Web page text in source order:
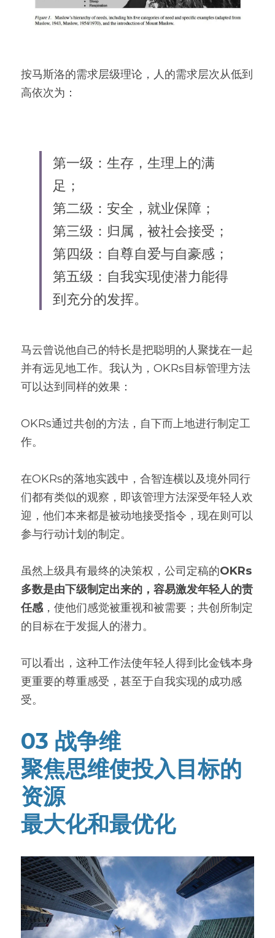
按马斯洛的需求层级理论，人的需求层次从低到
高依次为：
第一级：生存，生理上的满
足；
第二级：安全，就业保障；
第三级：归属，被社会接受；
第四级：自尊自爱与自豪感；
第五级：自我实现使潜力能得
到充分的发挥。
马云曾说他自己的特长是把聪明的人聚拢在一起
并有远见地工作。我认为，OKRs目标管理方法
可以达到同样的效果：
OKRs通过共创的方法，自下而上地进行制定工
作。
在OKRs的落地实践中，合智连横以及境外同行
们都有类似的观察，即该管理方法深受年轻人欢
迎，他们本来都是被动地接受指令，现在则可以
参与行动计划的制定。
虽然上级具有最终的决策权，公司定稿的OKRs
多数是由下级制定出来的，容易激发年轻人的责
任感，使他们感觉被重视和被需要；共创所制定
的目标在于发掘人的潜力。
可以看出，这种工作法使年轻人得到比金钱本身
更重要的尊重感受，甚至于自我实现的成功感
受。
03 战争维
聚焦思维使投入目标的
资源
最大化和最优化